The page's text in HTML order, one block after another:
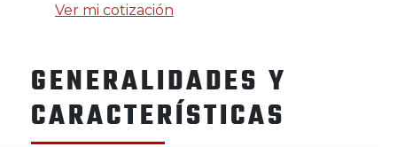
Ver mi cotización
GENERALIDADES Y
CARACTERÍSTICAS